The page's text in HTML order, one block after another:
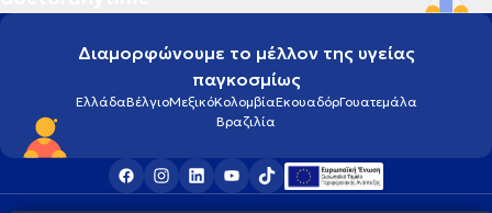
Διαμορφώνουμε το μέλλον της υγείας
παγκοσμίως
ΕλλάδαΒέλγιοΜεξικόΚολομβίαΕκουαδόρΓουατεμάλα
Βραζιλία